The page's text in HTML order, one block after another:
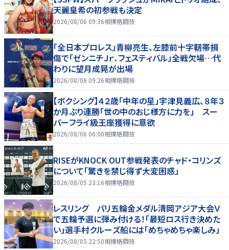
天麗皇希の初参戦も決定
2026/08/06 09:36相撲格闘技
「全日本プロレス」青柳亮生、左膝前十字靭帯損
傷で「ゼンニチＪｒ．フェスティバル」全戦欠場…代
わりに望月成晃が出場
2026/08/06 09:26相撲格闘技
【ボクシング】４２歳「中年の星」宇津見義広、８年３
か月ぶり連勝「世の中のおじ様方に力を」 スー
パーフライ級王座獲得に意欲
2026/08/06 06:00相撲格闘技
RISEがKNOCK OUT参戦発表のチャド・コリンズ
について「驚きを禁じ得ず大変困惑」
2026/08/05 23:16相撲格闘技
レスリング パリ五輪金メダル清岡アジア大会Ｖ
で五輪予選に弾み付ける！「最短ロス行き決めた
い」選手村クルーズ船には「めちゃめちゃ楽しみ」
2026/08/05 22:50相撲格闘技